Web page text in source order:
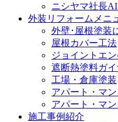
ニシヤマ社長
外装リフォームメニ
外壁･屋根塗装
屋根カバー工法
ジョイントエ
遮断熱塗料ガイ
工場・倉庫塗装
アパート・マ
アパート・マ
施工事例紹介